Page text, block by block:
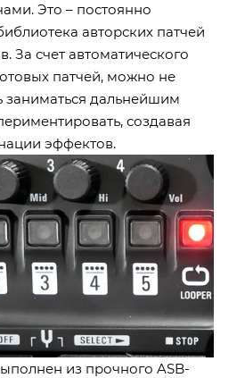
Это – постоянно
авторских патчей
За счет автоматического
патчей, можно не
заниматься дальнейшим
создавая
эффектов.
из прочного ASB-